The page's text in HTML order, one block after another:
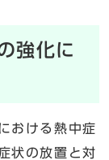
強化に
おける熱中症
状の放置と対